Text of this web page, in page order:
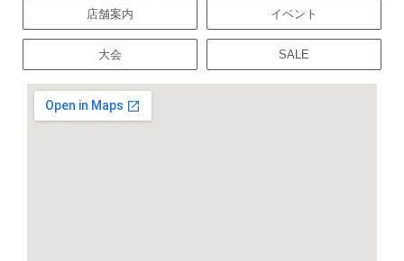
店舗案内 イベント
大会 SALE